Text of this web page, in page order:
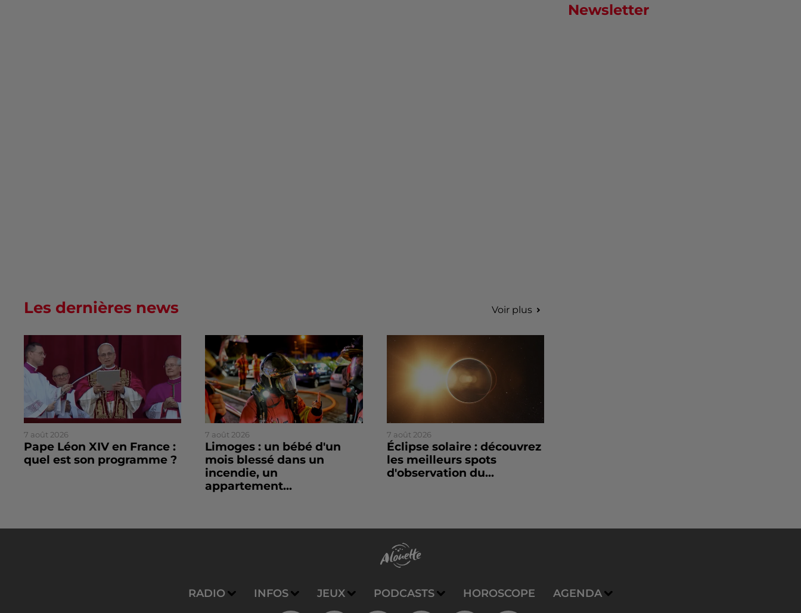
Newsletter
Les dernières news Voir plus
7 août 2026
Pape Léon XIV en France :
quel est son programme ?
7 août 2026
Limoges : un bébé d'un
mois blessé dans un
incendie, un
appartement...
7 août 2026
Éclipse solaire : découvrez
les meilleurs spots
d'observation du...
RADIO INFOS JEUX PODCASTS HOROSCOPE AGENDA